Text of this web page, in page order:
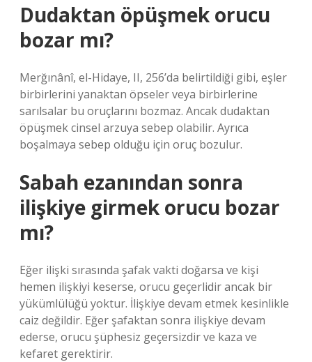
Dudaktan öpüşmek orucu
bozar mı?
Merğınânî, el-Hidaye, II, 256’da belirtildiği gibi, eşler
birbirlerini yanaktan öpseler veya birbirlerine
sarılsalar bu oruçlarını bozmaz. Ancak dudaktan
öpüşmek cinsel arzuya sebep olabilir. Ayrıca
boşalmaya sebep olduğu için oruç bozulur.
Sabah ezanından sonra
ilişkiye girmek orucu bozar
mı?
Eğer ilişki sırasında şafak vakti doğarsa ve kişi
hemen ilişkiyi keserse, orucu geçerlidir ancak bir
yükümlülüğü yoktur. İlişkiye devam etmek kesinlikle
caiz değildir. Eğer şafaktan sonra ilişkiye devam
ederse, orucu şüphesiz geçersizdir ve kaza ve
kefaret gerektirir.